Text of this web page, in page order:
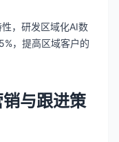
，研发区域化AI数
，提高区域客户的
与跟进策